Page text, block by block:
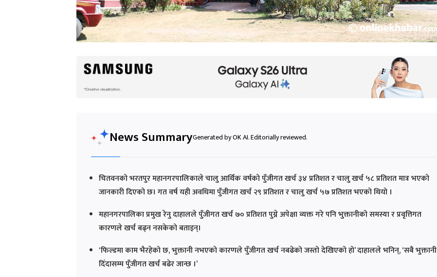
News SummaryGenerated by OK AI. Editorially reviewed.
चितवनको भरतपुर महानगरपालिकाले चालु आर्थिक वर्षको पुँजीगत खर्च ३४ प्रतिशत र चालु खर्च ५८ प्रतिशत मात्र भएको
जानकारी दिएको छ। गत वर्ष यही अवधिमा पुँजीगत खर्च २९ प्रतिशत र चालु खर्च ५७ प्रतिशत भएको थियो ।
महानगरपालिका प्रमुख रेनु दाहालले पुँजीगत खर्च ७० प्रतिशत पुग्ने अपेक्षा व्यक्त गरे पनि भुक्तानीको समस्या र प्रवृत्तिगत
कारणले खर्च बढ्न नसकेको बताइन्।
‘फिल्डमा काम भैरहेको छ, भुक्तानी नभएको कारणले पुँजीगत खर्च नबढेको जस्तो देखिएको हो’ दाहालले भनिन्, ‘सबै भुक्तानी
दिँदासम्म पुँजीगत खर्च बढेर जान्छ ।’